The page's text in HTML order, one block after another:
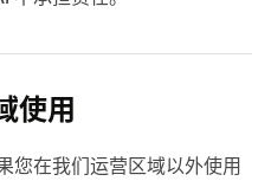
使用
您在我们运营区域以外使用